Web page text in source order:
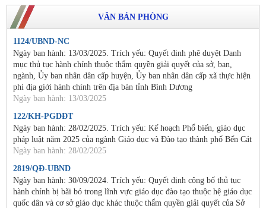
VĂN BẢN PHÒNG
1124/UBND-NC
Ngày ban hành: 13/03/2025. Trích yếu: Quyết đinh phê duyệt Danh
mục thủ tục hành chính thuộc thẩm quyền giải quyết của sở, ban,
ngành, Ủy ban nhân dân cấp huyện, Ủy ban nhân dân cấp xã thực hiện
phi địa giới hành chính trên địa bàn tỉnh Bình Dương
Ngày ban hành: 13/03/2025
122/KH-PGDĐT
Ngày ban hành: 28/02/2025. Trích yếu: Kế hoạch Phổ biến, giáo dục
pháp luật năm 2025 của ngành Giáo dục và Đào tạo thành phố Bến Cát
Ngày ban hành: 28/02/2025
2819/QĐ-UBND
Ngày ban hành: 30/09/2024. Trích yếu: Quyết định công bố thủ tục
hành chính bị bãi bỏ trong lĩnh vực giáo dục đào tạo thuộc hệ giáo dục
quốc dân và cơ sở giáo dục khác thuộc thẩm quyền giải quyết của Sở